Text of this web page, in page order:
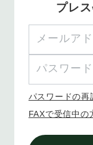
プレ
パスワードの再
FAXで受信中の